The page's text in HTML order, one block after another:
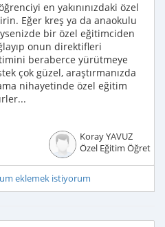
en yakınınızdaki özel
Eğer kreş ya da anaokulu
bir özel eğitimciden
onun direktifleri
beraberce yürütmeye
çok güzel, araştırmanızda
nihayetinde özel eğitim
Koray YAVUZ
Özel Eğitim
eklemek istiyorum